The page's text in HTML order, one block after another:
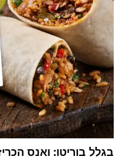
בגלל בוריטו: ואנס